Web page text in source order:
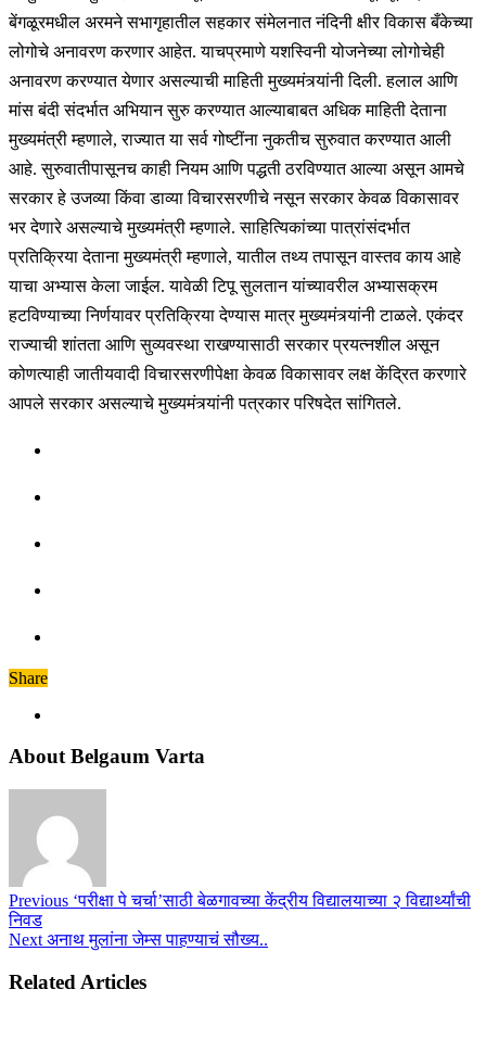
बेंगळूरमधील अरमने सभागृहातील सहकार संमेलनात नंदिनी क्षीर विकास बँकेच्या
लोगोचे अनावरण करणार आहेत. याचप्रमाणे यशस्विनी योजनेच्या लोगोचेही
अनावरण करण्यात येणार असल्याची माहिती मुख्यमंत्र्यांनी दिली. हलाल आणि
मांस बंदी संदर्भात अभियान सुरु करण्यात आल्याबाबत अधिक माहिती देताना
मुख्यमंत्री म्हणाले, राज्यात या सर्व गोष्टींना नुकतीच सुरुवात करण्यात आली
आहे. सुरुवातीपासूनच काही नियम आणि पद्धती ठरविण्यात आल्या असून आमचे
सरकार हे उजव्या किंवा डाव्या विचारसरणीचे नसून सरकार केवळ विकासावर
भर देणारे असल्याचे मुख्यमंत्री म्हणाले. साहित्यिकांच्या पात्रांसंदर्भात
प्रतिक्रिया देताना मुख्यमंत्री म्हणाले, यातील तथ्य तपासून वास्तव काय आहे
याचा अभ्यास केला जाईल. यावेळी टिपू सुलतान यांच्यावरील अभ्यासक्रम
हटविण्याच्या निर्णयावर प्रतिक्रिया देण्यास मात्र मुख्यमंत्र्यांनी टाळले. एकंदर
राज्याची शांतता आणि सुव्यवस्था राखण्यासाठी सरकार प्रयत्नशील असून
कोणत्याही जातीयवादी विचारसरणीपेक्षा केवळ विकासावर लक्ष केंद्रित करणारे
आपले सरकार असल्याचे मुख्यमंत्र्यांनी पत्रकार परिषदेत सांगितले.
Share
About Belgaum Varta
Previous ‘परीक्षा पे चर्चा’साठी बेळगावच्या केंद्रीय विद्यालयाच्या २ विद्यार्थ्यांची
निवड
Next अनाथ मुलांना जेम्स पाहण्याचं सौख्य..
Related Articles